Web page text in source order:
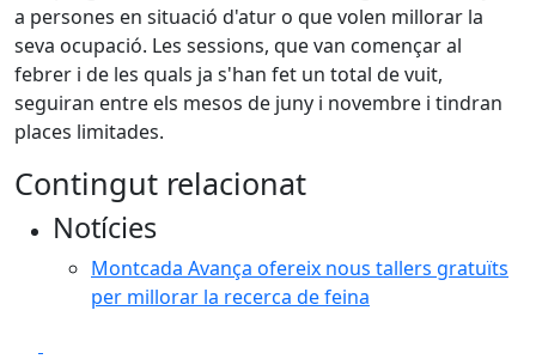
a persones en situació d'atur o que volen millorar la
seva ocupació. Les sessions, que van començar al
febrer i de les quals ja s'han fet un total de vuit,
seguiran entre els mesos de juny i novembre i tindran
places limitades.
Contingut relacionat
Notícies
Montcada Avança ofereix nous tallers gratuïts
per millorar la recerca de feina